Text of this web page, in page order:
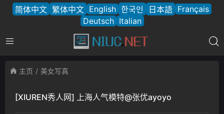
简体中文 繁体中文 English 한국인 日本語 Français
Deutsch Italian
主页 美女写真
[XIUREN秀人网] 上海人气模特@张优ayoyo